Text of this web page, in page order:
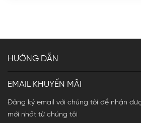
HƯỚNG DẪN
EMAIL KHUYẾN MÃI
Đăng ký email với chúng tôi để nhận
mới nhất từ chúng tôi